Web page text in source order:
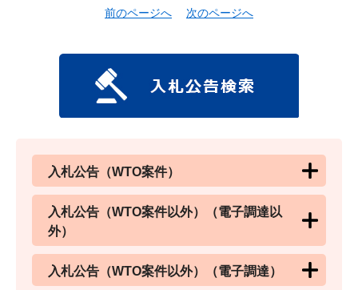
前のページへ 次のページへ
入札公告（WTO案件）
入札公告（WTO案件以外）（電子調達以
外）
入札公告（WTO案件以外）（電子調達）